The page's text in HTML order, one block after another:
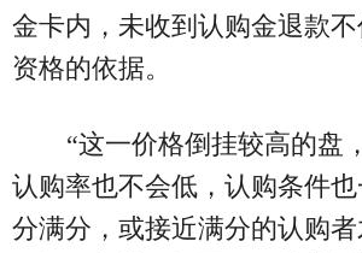
金卡内，未收到认购金退款
资格的依据。
“这一价格倒挂较高的盘
认购率也不会低，认购条件
分满分，或接近满分的认购